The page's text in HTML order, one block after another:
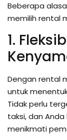
Beberapa
memilih rental
1.
Dengan rental
untuk
Tidak perlu
taksi, dan
menikmati